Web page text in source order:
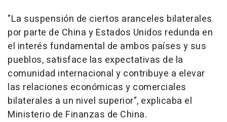
"La suspensión de ciertos aranceles bilaterales
por parte de China y Estados Unidos redunda en
el interés fundamental de ambos países y sus
pueblos, satisface las expectativas de la
comunidad internacional y contribuye a elevar
las relaciones económicas y comerciales
bilaterales a un nivel superior", explicaba el
Ministerio de Finanzas de China.